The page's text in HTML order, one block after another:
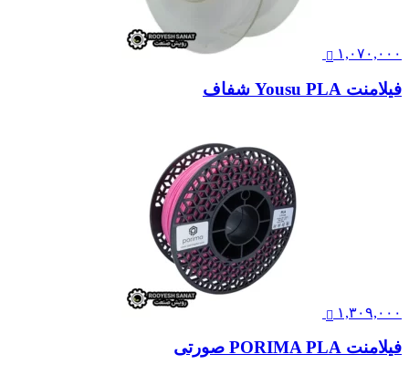
۱,۰۷۰,۰۰۰
فیلامنت Yousu PLA شفاف
۱,۳۰۹,۰۰۰
فیلامنت PORIMA PLA صورتی